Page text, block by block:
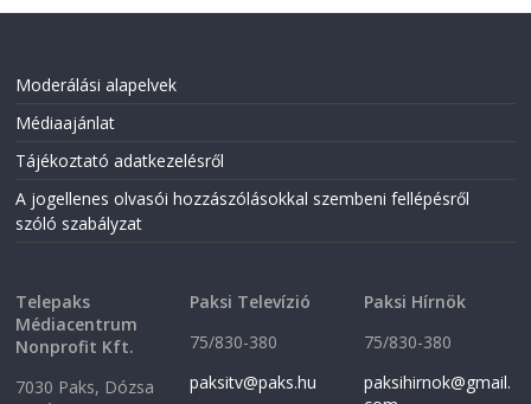
Moderálási alapelvek
Médiaajánlat
Tájékoztató adatkezelésről
A jogellenes olvasói hozzászólásokkal szembeni fellépésről
szóló szabályzat
Telepaks
Médiacentrum
Nonprofit Kft.
7030 Paks, Dózsa
Paksi Televízió
75/830-380
paksitv@paks.hu
Paksi Hírnök
75/830-380
paksihirnok@gmail.